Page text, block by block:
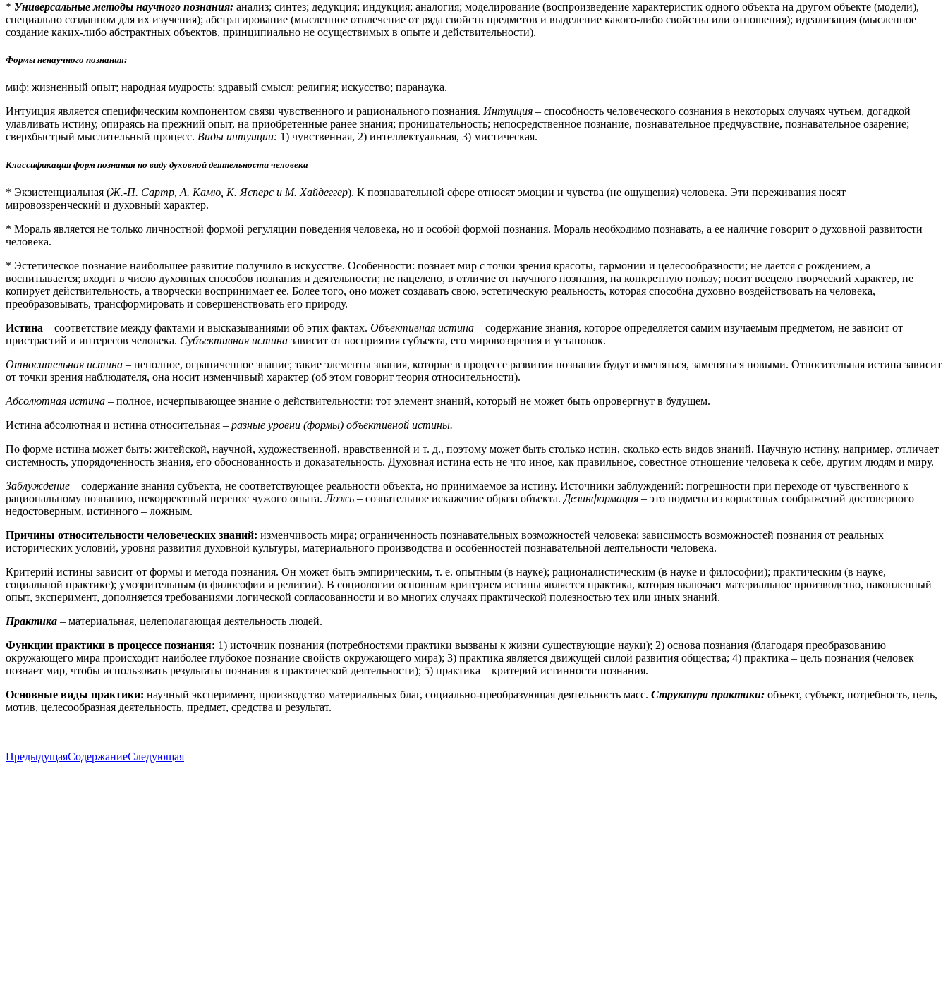
* Универсальные методы научного познания: анализ; синтез; дедукция; индукция; аналогия; моделирование (воспроизведение характеристик одного объекта на другом объекте (модели),
специально созданном для их изучения); абстрагирование (мысленное отвлечение от ряда свойств предметов и выделение какого-либо свойства или отношения); идеализация (мысленное
создание каких-либо абстрактных объектов, принципиально не осуществимых в опыте и действительности).
Формы ненаучного познания:
миф; жизненный опыт; народная мудрость; здравый смысл; религия; искусство; паранаука.
Интуиция является специфическим компонентом связи чувственного и рационального познания. Интуиция – способность человеческого сознания в некоторых случаях чутьем, догадкой
улавливать истину, опираясь на прежний опыт, на приобретенные ранее знания; проницательность; непосредственное познание, познавательное предчувствие, познавательное озарение;
сверхбыстрый мыслительный процесс. Виды интуиции: 1) чувственная, 2) интеллектуальная, 3) мистическая.
Классификация форм познания по виду духовной деятельности человека
* Экзистенциальная (Ж.-П. Сартр, А. Камю, К. Ясперс и М. Хайдеггер). К познавательной сфере относят эмоции и чувства (не ощущения) человека. Эти переживания носят
мировоззренческий и духовный характер.
* Мораль является не только личностной формой регуляции поведения человека, но и особой формой познания. Мораль необходимо познавать, а ее наличие говорит о духовной развитости
человека.
* Эстетическое познание наибольшее развитие получило в искусстве. Особенности: познает мир с точки зрения красоты, гармонии и целесообразности; не дается с рождением, а
воспитывается; входит в число духовных способов познания и деятельности; не нацелено, в отличие от научного познания, на конкретную пользу; носит всецело творческий характер, не
копирует действительность, а творчески воспринимает ее. Более того, оно может создавать свою, эстетическую реальность, которая способна духовно воздействовать на человека,
преобразовывать, трансформировать и совершенствовать его природу.
Истина – соответствие между фактами и высказываниями об этих фактах. Объективная истина – содержание знания, которое определяется самим изучаемым предметом, не зависит от
пристрастий и интересов человека. Субъективная истина зависит от восприятия субъекта, его мировоззрения и установок.
Относительная истина – неполное, ограниченное знание; такие элементы знания, которые в процессе развития познания будут изменяться, заменяться новыми. Относительная истина зависит
от точки зрения наблюдателя, она носит изменчивый характер (об этом говорит теория относительности).
Абсолютная истина – полное, исчерпывающее знание о действительности; тот элемент знаний, который не может быть опровергнут в будущем.
Истина абсолютная и истина относительная – разные уровни (формы) объективной истины.
По форме истина может быть: житейской, научной, художественной, нравственной и т. д., поэтому может быть столько истин, сколько есть видов знаний. Научную истину, например, отличает
системность, упорядоченность знания, его обоснованность и доказательность. Духовная истина есть не что иное, как правильное, совестное отношение человека к себе, другим людям и миру.
Заблуждение – содержание знания субъекта, не соответствующее реальности объекта, но принимаемое за истину. Источники заблуждений: погрешности при переходе от чувственного к
рациональному познанию, некорректный перенос чужого опыта.Ложь – сознательное искажение образа объекта. Дезинформация – это подмена из корыстных соображений достоверного
недостоверным, истинного – ложным.
Причины относительности человеческих знаний: изменчивость мира; ограниченность познавательных возможностей человека; зависимость возможностей познания от реальных
исторических условий, уровня развития духовной культуры, материального производства и особенностей познавательной деятельности человека.
Критерий истины зависит от формы и метода познания. Он может быть эмпирическим, т. е. опытным (в науке); рационалистическим (в науке и философии); практическим (в науке,
социальной практике); умозрительным (в философии и религии). В социологии основным критерием истины является практика, которая включает материальное производство, накопленный
опыт, эксперимент, дополняется требованиями логической согласованности и во многих случаях практической полезностью тех или иных знаний.
Практика – материальная, целеполагающая деятельность людей.
Функции практики в процессе познания: 1) источник познания (потребностями практики вызваны к жизни существующие науки); 2) основа познания (благодаря преобразованию
окружающего мира происходит наиболее глубокое познание свойств окружающего мира); 3) практика является движущей силой развития общества; 4) практика – цель познания (человек
познает мир, чтобы использовать результаты познания в практической деятельности); 5) практика – критерий истинности познания.
Основные виды практики: научный эксперимент, производство материальных благ, социально-преобразующая деятельность масс. Структура практики: объект, субъект, потребность, цель,
мотив, целесообразная деятельность, предмет, средства и результат.
ПредыдущаяСодержаниеСледующая